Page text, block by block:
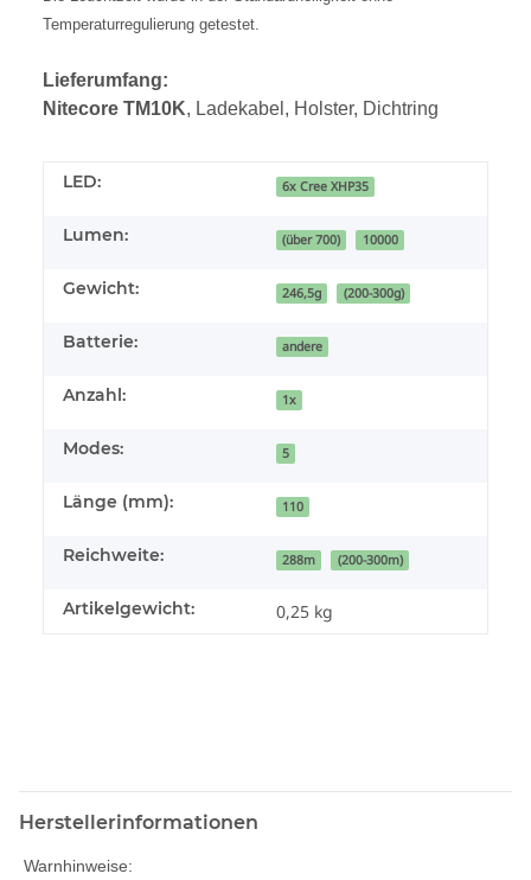
Temperaturregulierung getestet.
Lieferumfang:
Nitecore TM10K, Ladekabel, Holster, Dichtring
LED: 6x Cree XHP35
Lumen: (über 700) 10000
Gewicht: 246,5g (200-300g)
Batterie: andere
Anzahl: 1x
Modes: 5
Länge (mm): 110
Reichweite: 288m (200-300m)
Artikelgewicht: 0,25 kg
Herstellerinformationen
Warnhinweise: